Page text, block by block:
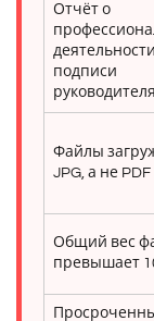
Отчёт о
подписи
руководителя
Файлы
JPG, а не PDF
Общий вес
превышает